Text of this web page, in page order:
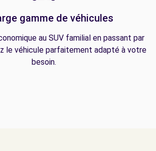
gamme de véhicules
au SUV familial en passant par
le véhicule parfaitement adapté à votre
besoin.